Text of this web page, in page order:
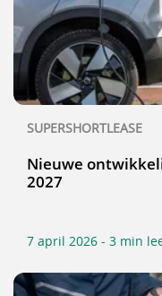
SUPERSHORTLEASE
Nieuwe
2027
7 april 2026 - 3 min